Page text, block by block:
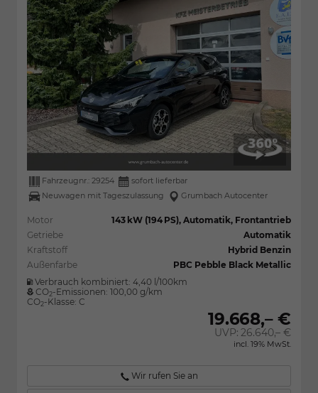
Fahrzeugnr.: 29254
sofort lieferbar
Neuwagen mit Tageszulassung
Grumbach Autocenter
Motor
143 kW (194 PS), Automatik, Frontantrieb
Getriebe
Automatik
Kraftstoff
Hybrid Benzin
Außenfarbe
PBC Pebble Black Metallic
Verbrauch kombiniert: 4,40 l/100km
CO2-Emissionen: 100,00 g/km
CO2-Klasse: C
19.668,– €
UVP:26.640,– €
incl. 19% MwSt.
Wir rufen Sie an